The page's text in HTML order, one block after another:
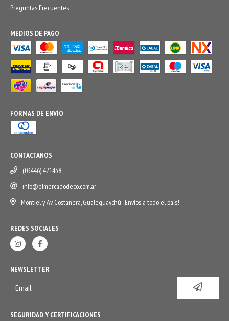
Preguntas Frecuentes
MEDIOS DE PAGO
FORMAS DE ENVÍO
CONTACTANOS
(03446) 421438
info@elmercadodeco.com.ar
Montiel y Av. Costanera, Gualeguaychú. ¡Envíos a todo el país!
REDES SOCIALES
NEWSLETTER
SEGURIDAD Y CERTIFICACIONES